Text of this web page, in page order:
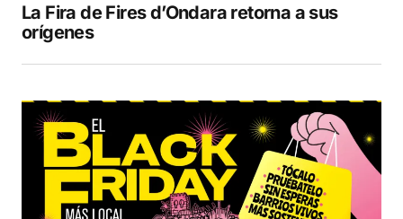
La Fira de Fires d’Ondara retorna a sus
orígenes